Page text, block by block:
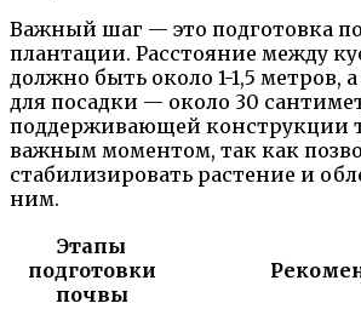
Важный шаг — это подготовка
плантации. Расстояние между
должно быть около 1-1,5 метров,
для посадки — около 30
поддерживающей конструкции
важным моментом, так как
стабилизировать растение и
ним.
Этапы
подготовки
почвы